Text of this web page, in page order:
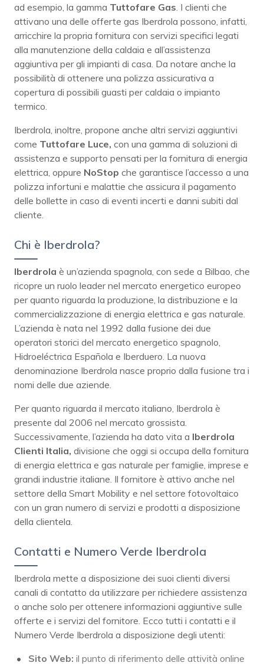
ad esempio, la gamma Tuttofare Gas. I clienti che
attivano una delle offerte gas Iberdrola possono, infatti,
arricchire la propria fornitura con servizi specifici legati
alla manutenzione della caldaia e all’assistenza
aggiuntiva per gli impianti di casa. Da notare anche la
possibilità di ottenere una polizza assicurativa a
copertura di possibili guasti per caldaia o impianto
termico.
Iberdrola, inoltre, propone anche altri servizi aggiuntivi
come Tuttofare Luce, con una gamma di soluzioni di
assistenza e supporto pensati per la fornitura di energia
elettrica, oppure NoStop che garantisce l’accesso a una
polizza infortuni e malattie che assicura il pagamento
delle bollette in caso di eventi incerti e danni subiti dal
cliente.
Chi è Iberdrola?
Iberdrola è un’azienda spagnola, con sede a Bilbao, che
ricopre un ruolo leader nel mercato energetico europeo
per quanto riguarda la produzione, la distribuzione e la
commercializzazione di energia elettrica e gas naturale.
L’azienda è nata nel 1992 dalla fusione dei due
operatori storici del mercato energetico spagnolo,
Hidroeléctrica Española e Iberduero. La nuova
denominazione Iberdrola nasce proprio dalla fusione tra i
nomi delle due aziende.
Per quanto riguarda il mercato italiano, Iberdrola è
presente dal 2006 nel mercato grossista.
Successivamente, l’azienda ha dato vita a Iberdrola
Clienti Italia, divisione che oggi si occupa della fornitura
di energia elettrica e gas naturale per famiglie, imprese e
grandi industrie italiane. Il fornitore è attivo anche nel
settore della Smart Mobility e nel settore fotovoltaico
con un gran numero di servizi e prodotti a disposizione
della clientela.
Contatti e Numero Verde Iberdrola
Iberdrola mette a disposizione dei suoi clienti diversi
canali di contatto da utilizzare per richiedere assistenza
o anche solo per ottenere informazioni aggiuntive sulle
offerte e i servizi del fornitore. Ecco tutti i contatti e il
Numero Verde Iberdrola a disposizione degli utenti:
Sito Web: il punto di riferimento delle attività online